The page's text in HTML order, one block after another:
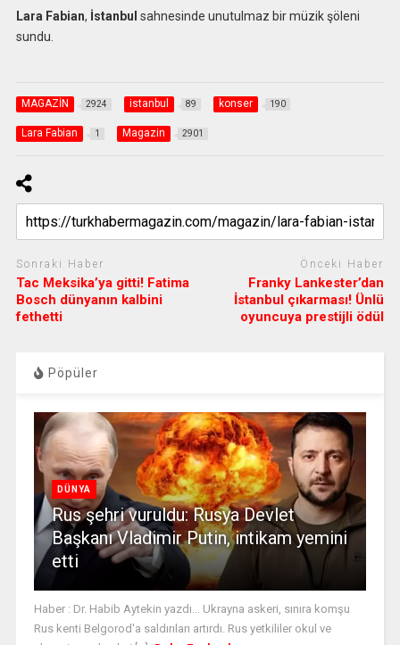
Lara Fabian, İstanbul sahnesinde unutulmaz bir müzik şöleni
sundu.
MAGAZİN 2924 istanbul 89 konser 190
Lara Fabian 1 Magazin 2901
Sonraki Haber
Tac Meksika’ya gitti! Fatima
Bosch dünyanın kalbini
fethetti
Önceki Haber
Franky Lankester’dan
İstanbul çıkarması! Ünlü
oyuncuya prestijli ödül
Pöpüler
DÜNYA
Rus şehri vuruldu: Rusya Devlet
Başkanı Vladimir Putin, intikam yemini
etti
Haber : Dr. Habib Aytekin yazdı... Ukrayna askeri, sınıra komşu
Rus kenti Belgorod'a saldırıları artırdı. Rus yetkililer okul ve